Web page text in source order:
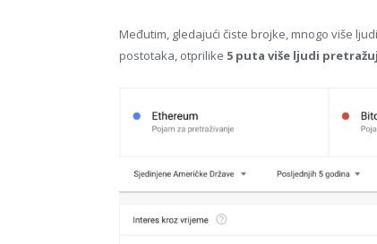
Međutim, gledajući čiste brojke, mnogo više
postotaka, otprilike 5 puta više ljudi